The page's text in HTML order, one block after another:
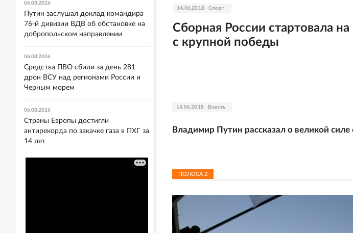
14.06.2018 Спорт
Сборная России стартовала
с крупной победы
14.06.2018 Власть
Владимир Путин рассказал о великой силе
ПОЛОСА 2
06.08.2026
Путин заслушал доклад командира
76-й дивизии ВДВ об обстановке на
добропольском направлении
06.08.2026
Средства ПВО сбили за день 281
дрон ВСУ над регионами России и
Черным морем
06.08.2026
Страны Европы достигли
антирекорда по закачке газа в ПХГ за
14 лет